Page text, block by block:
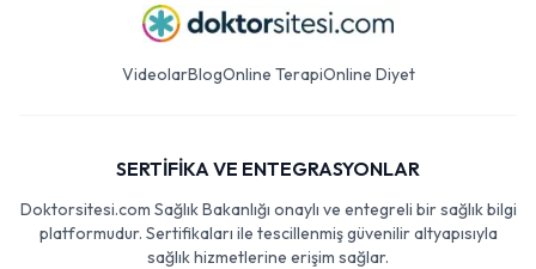
VideolarBlogOnline TerapiOnline Diyet
SERTİFİKA VE ENTEGRASYONLAR
Doktorsitesi.com Sağlık Bakanlığı onaylı ve entegreli bir sağlık bilgi
platformudur. Sertifikaları ile tescillenmiş güvenilir altyapısıyla
sağlık hizmetlerine erişim sağlar.